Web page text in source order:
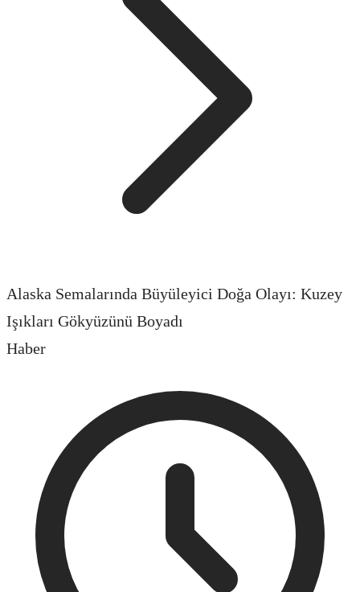
Alaska Semalarında Büyüleyici Doğa Olayı: Kuzey
Işıkları Gökyüzünü Boyadı
Haber